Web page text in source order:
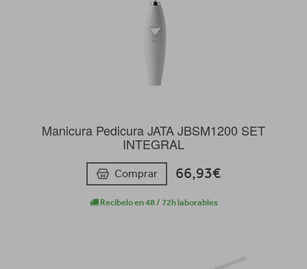
Manicura Pedicura JATA JBSM1200 SET
INTEGRAL
Comprar 66,93€
Recíbelo en 48 / 72h laborables